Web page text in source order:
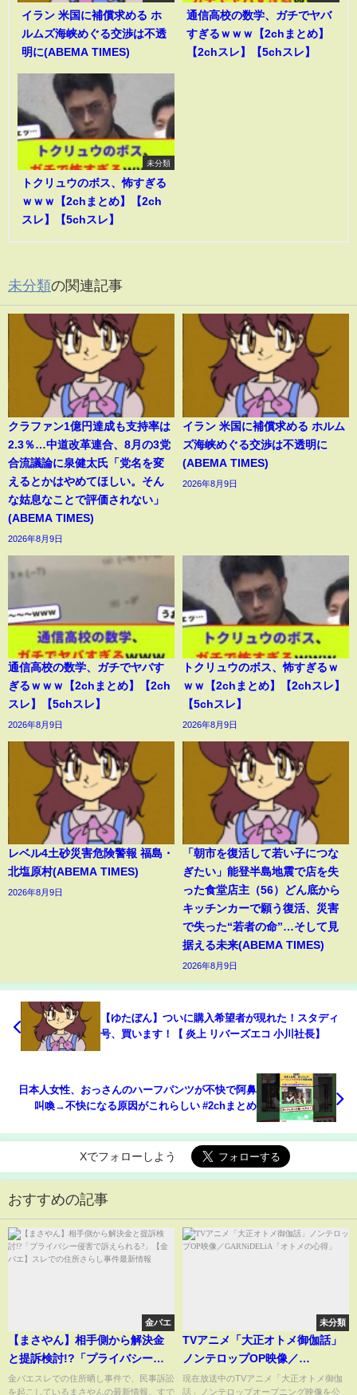
イラン 米国に補償求める ホ
ルムズ海峡めぐる交渉は不透
明に(ABEMA TIMES)
通信高校の数学、ガチでヤバ
すぎるｗｗｗ【2chまとめ】
【2chスレ】【5chスレ】
未分類
トクリュウのボス、怖すぎる
ｗｗｗ【2chまとめ】【2ch
スレ】【5chスレ】
未分類の関連記事
クラファン1億円達成も支持率は
2.3％…中道改革連合、8月の3党
合流議論に泉健太氏「党名を変
えるとかはやめてほしい。そん
な姑息なことで評価されない」
(ABEMA TIMES)
2026年8月9日
イラン 米国に補償求める ホルム
ズ海峡めぐる交渉は不透明に
(ABEMA TIMES)
2026年8月9日
通信高校の数学、ガチでヤバす
ぎるｗｗｗ【2chまとめ】【2ch
スレ】【5chスレ】
2026年8月9日
トクリュウのボス、怖すぎるｗ
ｗｗ【2chまとめ】【2chスレ】
【5chスレ】
2026年8月9日
レベル4土砂災害危険警報 福島・
北塩原村(ABEMA TIMES)
2026年8月9日
「朝市を復活して若い子につな
ぎたい」能登半島地震で店を失
った食堂店主（56）どん底から
キッチンカーで願う復活、災害
で失った“若者の命”…そして見
据える未来(ABEMA TIMES)
2026年8月9日
【ゆたぼん】ついに購入希望者が現れた！スタディ
号、買います！【 炎上 リバーズエコ 小川社長】
日本人女性、おっさんのハーフパンツが不快で阿鼻
叫喚→不快になる原因がこれらしい #2chまとめ
Xでフォローしよう
おすすめの記事
金バエ
【まさやん】相手側から解決金
と提訴検討!?「プライバシー侵
害で訴えられる?」【金バエ】ス
金バエスレでの住所晒し事件で、民事訴訟
を起こしているまさやんの最新情報。すで
未分類
TVアニメ「大正オトメ御伽話」
ノンテロップOP映像／
GARNiDELiA「オトメの心得」
現在放送中のTVアニメ「大正オトメ御伽
話」ノンテロップオープニング映像を公